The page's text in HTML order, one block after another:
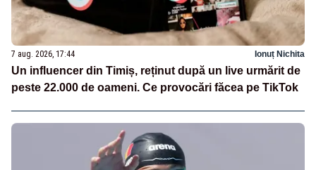
7 aug. 2026, 17:44 Ionuț Nichita
Un influencer din Timiș, reținut după un live urmărit de
peste 22.000 de oameni. Ce provocări făcea pe TikTok